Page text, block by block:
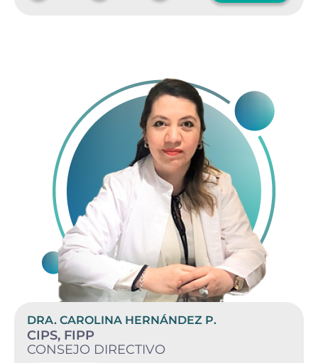
DRA. CAROLINA HERNÁNDEZ P.
CIPS, FIPP
CONSEJO DIRECTIVO